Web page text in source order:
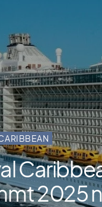
2025